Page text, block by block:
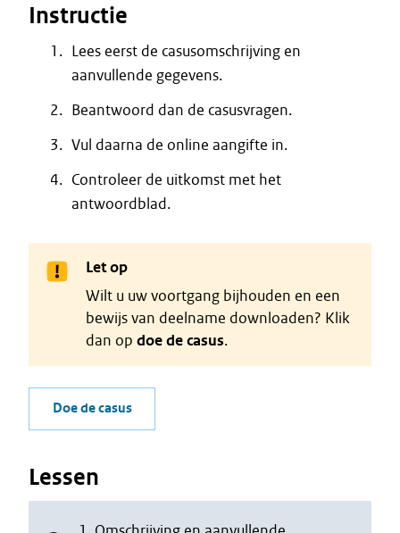
Instructie
Lees eerst de casusomschrijving en
aanvullende gegevens.
Beantwoord dan de casusvragen.
Vul daarna de online aangifte in.
Controleer de uitkomst met het
antwoordblad.
Let op
Wilt u uw voortgang bijhouden en een
bewijs van deelname downloaden? Klik
dan op doe de casus.
Doe de casus
Lessen